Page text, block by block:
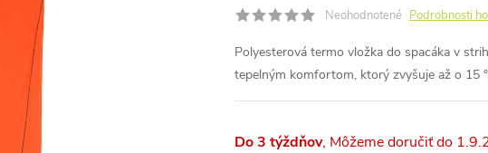
Neohodnotené Podrobnosti
Polyesterová termo vložka do spacáka v
tepelným komfortom, ktorý zvyšuje až o 15
Do 3 týždňov